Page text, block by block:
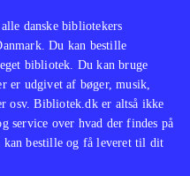
danske bibliotekers
Du kan bestille
bibliotek. Du kan bruge
er udgivet af bøger, musik,
osv. Bibliotek.dk er altså ikke
service over hvad der findes på
kan bestille og få leveret til dit